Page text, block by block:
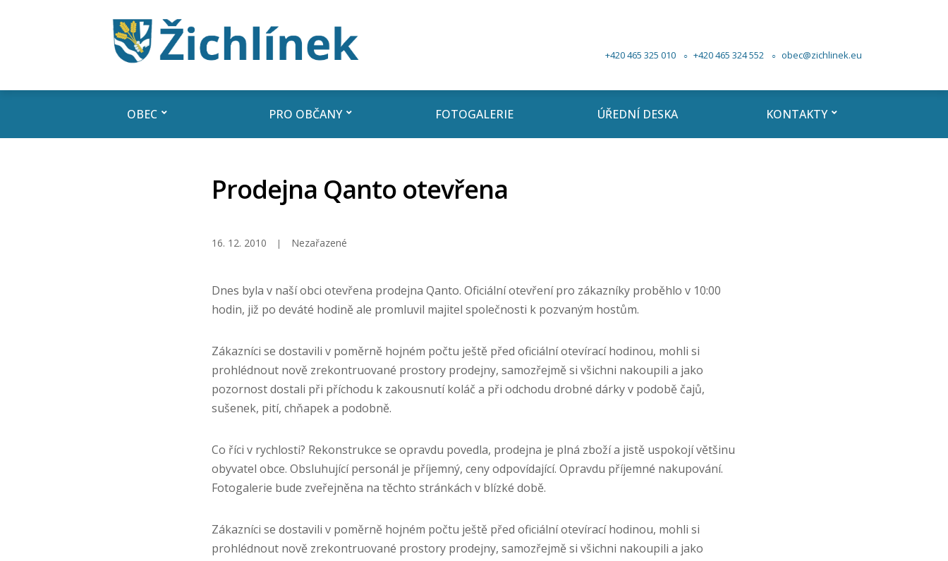
+420 465 325 010 +420 465 324 552 obec@zichlinek.eu
OBEC PRO OBČANY FOTOGALERIE ÚŘEDNÍ DESKA KONTAKTY
Prodejna Qanto otevřena
16. 12. 2010 Nezařazené
Dnes byla v naší obci otevřena prodejna Qanto. Oficiální otevření pro zákazníky proběhlo v 10:00
hodin, již po deváté hodině ale promluvil majitel společnosti k pozvaným hostům.
Zákazníci se dostavili v poměrně hojném počtu ještě před oficiální otevírací hodinou, mohli si
prohlédnout nově zrekontruované prostory prodejny, samozřejmě si všichni nakoupili a jako
pozornost dostali při příchodu k zakousnutí koláč a při odchodu drobné dárky v podobě čajů,
sušenek, pití, chňapek a podobně.
Co říci v rychlosti? Rekonstrukce se opravdu povedla, prodejna je plná zboží a jistě uspokojí většinu
obyvatel obce. Obsluhující personál je příjemný, ceny odpovídající. Opravdu příjemné nakupování.
Fotogalerie bude zveřejněna na těchto stránkách v blízké době.
Zákazníci se dostavili v poměrně hojném počtu ještě před oficiální otevírací hodinou, mohli si
prohlédnout nově zrekontruované prostory prodejny, samozřejmě si všichni nakoupili a jako